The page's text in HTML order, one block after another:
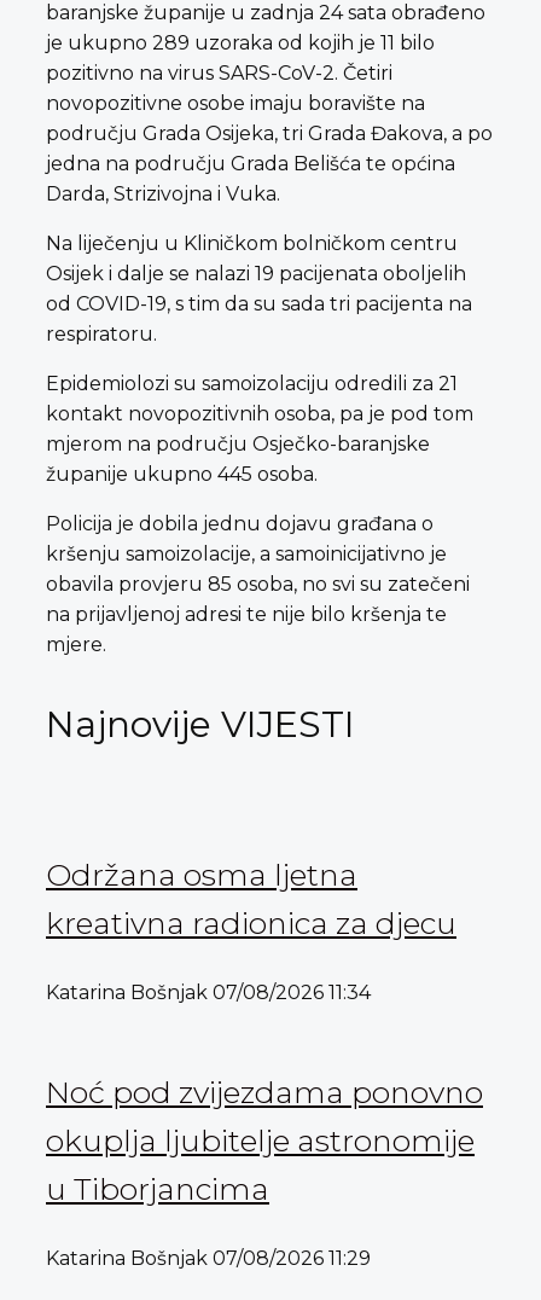
baranjske županije u zadnja 24 sata obrađeno
je ukupno 289 uzoraka od kojih je 11 bilo
pozitivno na virus SARS-CoV-2. Četiri
novopozitivne osobe imaju boravište na
području Grada Osijeka, tri Grada Đakova, a po
jedna na području Grada Belišća te općina
Darda, Strizivojna i Vuka.
Na liječenju u Kliničkom bolničkom centru
Osijek i dalje se nalazi 19 pacijenata oboljelih
od COVID-19, s tim da su sada tri pacijenta na
respiratoru.
Epidemiolozi su samoizolaciju odredili za 21
kontakt novopozitivnih osoba, pa je pod tom
mjerom na području Osječko-baranjske
županije ukupno 445 osoba.
Policija je dobila jednu dojavu građana o
kršenju samoizolacije, a samoinicijativno je
obavila provjeru 85 osoba, no svi su zatečeni
na prijavljenoj adresi te nije bilo kršenja te
mjere.
Najnovije VIJESTI
Održana osma ljetna
kreativna radionica za djecu
Katarina Bošnjak 07/08/2026 11:34
Noć pod zvijezdama ponovno
okuplja ljubitelje astronomije
u Tiborjancima
Katarina Bošnjak 07/08/2026 11:29